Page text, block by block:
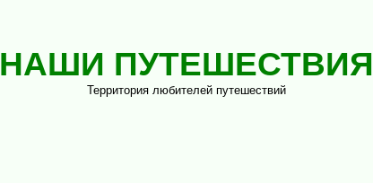
НАШИ ПУТЕШЕСТВИЯ
Территория любителей путешествий